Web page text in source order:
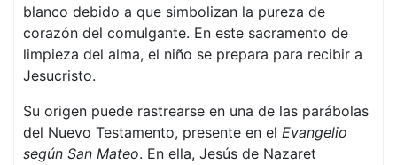
blanco debido a que simbolizan la pureza de
corazón del comulgante. En este sacramento de
limpieza del alma, el niño se prepara para recibir a
Jesucristo.
Su origen puede rastrearse en una de las parábolas
del Nuevo Testamento, presente en el Evangelio
según San Mateo. En ella, Jesús de Nazaret